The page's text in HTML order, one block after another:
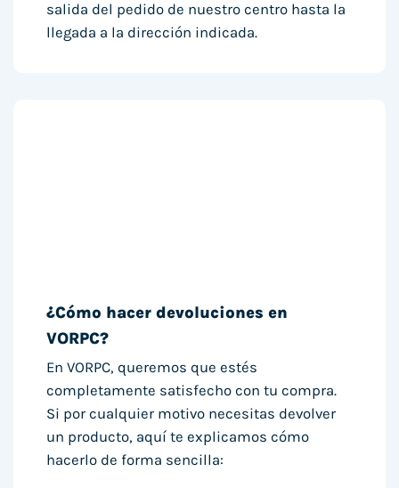
salida del pedido de nuestro centro hasta la
llegada a la dirección indicada.
¿Cómo hacer devoluciones en
VORPC?
En VORPC, queremos que estés
completamente satisfecho con tu compra.
Si por cualquier motivo necesitas devolver
un producto, aquí te explicamos cómo
hacerlo de forma sencilla: